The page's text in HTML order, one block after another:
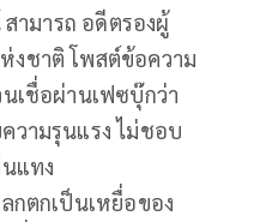
ามารถ อดีตรองผู้
งชาติ โพสต์ข้อความ
เชื่อผ่านเฟซบุ๊กว่า
วามรุนแรง ไม่ชอบ
แทง
กตกเป็นเหยื่อของ